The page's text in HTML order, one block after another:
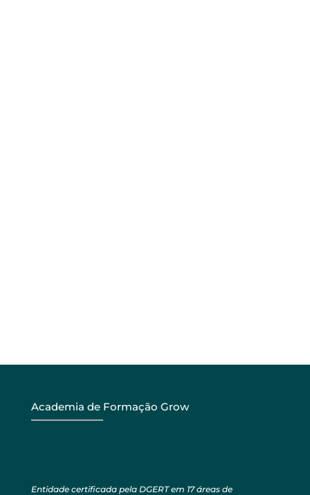
Academia de Formação Grow
Entidade certificada pela DGERT em 17 áreas de